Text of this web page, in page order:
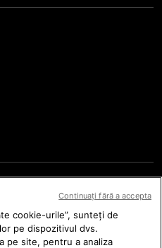
acest website și pot
reproducere, comunicare
acestui website, parțial
prin orice alte metode, în
cookie-urile”, sunteți de
pe dispozitivul dvs.
pe site, pentru a analiza
Continuați fără a accepta